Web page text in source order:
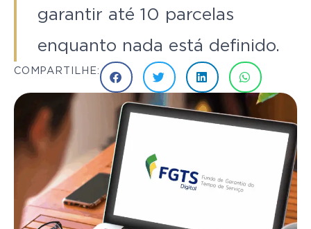
garantir até 10 parcelas
enquanto nada está definido.
COMPARTILHE: